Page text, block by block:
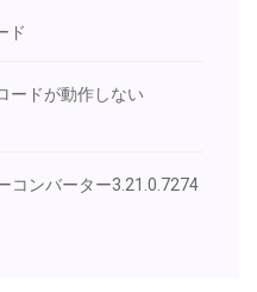
ド
ードが動作しない
コンバーター3.21.0.7274